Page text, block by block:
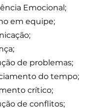
Emocional;
em equipe;
de problemas;
do tempo;
crítico;
de conflitos;